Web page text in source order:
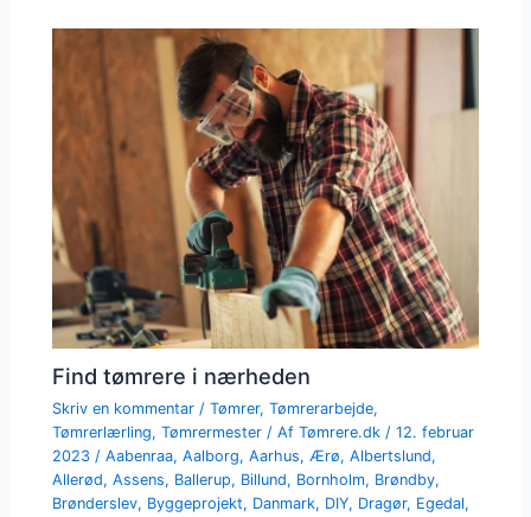
Find tømrere i nærheden
Skriv en kommentar /Tømrer,Tømrerarbejde,
Tømrerlærling,Tømrermester / AfTømrere.dk/12. februar
2023/Aabenraa,Aalborg,Aarhus,Ærø,Albertslund,
Allerød,Assens, Ballerup, Billund, Bornholm, Brøndby,
Brønderslev, Byggeprojekt, Danmark, DIY, Dragør, Egedal,